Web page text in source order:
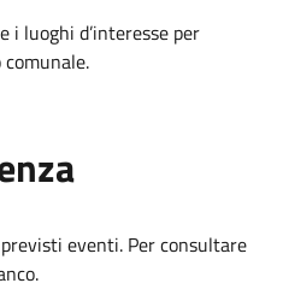
luoghi d’interesse per
eventi. Per consultare